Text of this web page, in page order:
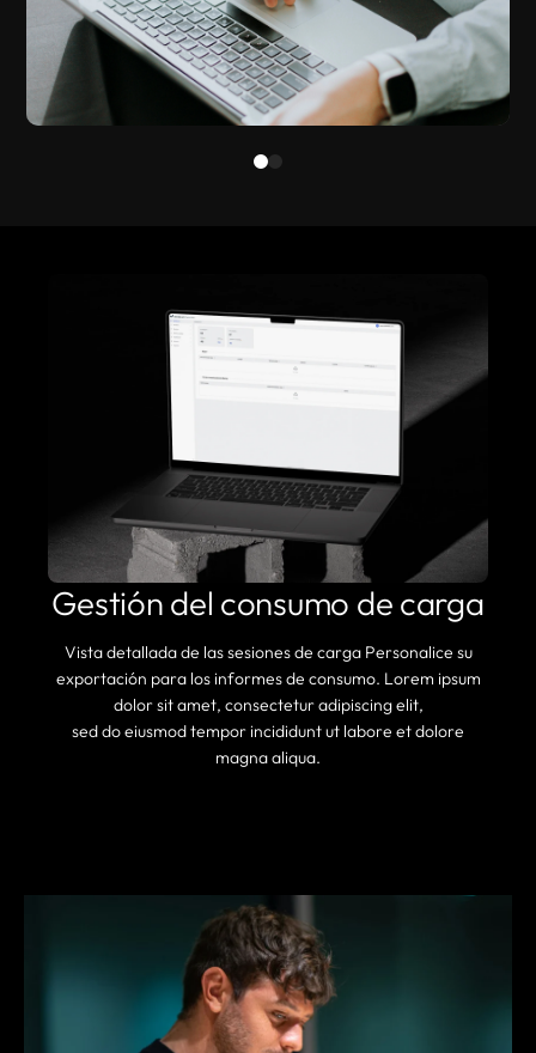
Gestión del consumo de carga
Vista detallada de las sesiones de carga Personalice su
exportación para los informes de consumo. Lorem ipsum
dolor sit amet, consectetur adipiscing elit,
sed do eiusmod tempor incididunt ut labore et dolore
magna aliqua.